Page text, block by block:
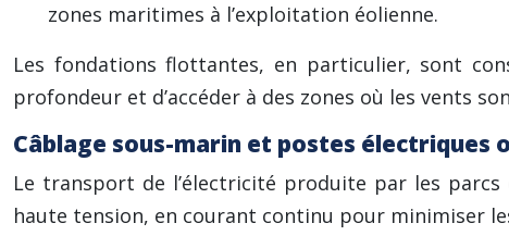
zones maritimes à l’exploitation éolienne.
Les fondations flottantes, en particulier, sont
profondeur et d’accéder à des zones où les vents
Câblage sous-marin et postes électriques
Le transport de l’électricité produite par les
haute tension, en courant continu pour minimiser